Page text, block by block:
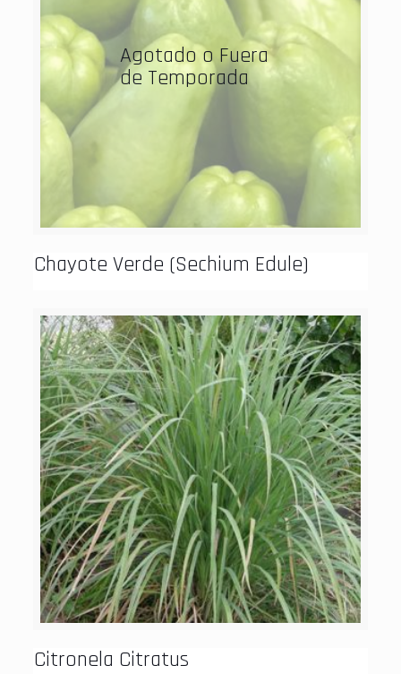
Agotado o Fuera
de Temporada
Chayote Verde (Sechium Edule)
Citronela Citratus